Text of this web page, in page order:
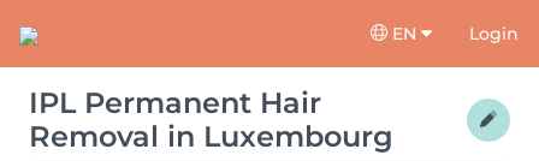
EN Login
IPL Permanent Hair
Removal in Luxembourg